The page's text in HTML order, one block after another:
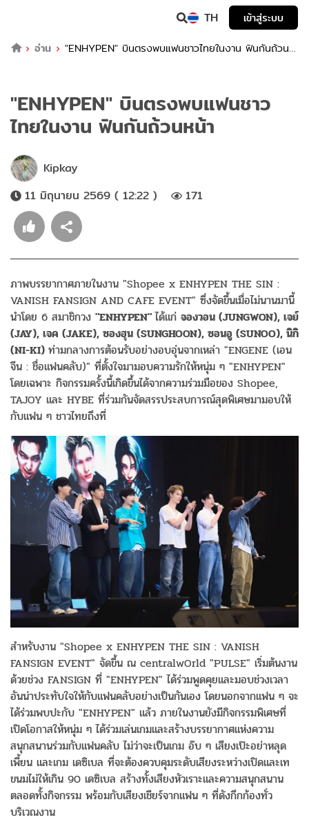
TH
เข้าสู่ระบบ
อ่าน
"ENHYPEN" บินตรงพบแฟนชาวไทยในงาน ฟินกันถ้วน
"ENHYPEN" บินตรงพบแฟนชาว
ไทยในงาน ฟินกันถ้วนหน้า
Kipkay
11 มิถุนายน 2569 ( 12:22 )
171
ภาพบรรยากาศภายในงาน "Shopee x ENHYPEN THE SIN :
VANISH FANSIGN AND CAFE EVENT" ซึ่งจัดขึ้นเมื่อไม่นานมานี้
นำโดย 6 สมาชิกวง "ENHYPEN"ได้แก่ จองวอน (JUNGWON), เจย์
(JAY), เจค (JAKE), ซองฮุน (SUNGHOON), ซอนอู (SUNOO), นิกิ
(NI-KI) ท่ามกลางการต้อนรับอย่างอบอุ่นจากเหล่า "ENGENE (เอน
จีน : ชื่อแฟนคลับ)" ที่ตั้งใจมามอบความรักให้หนุ่ม ๆ "ENHYPEN"
โดยเฉพาะ กิจกรรมครั้งนี้เกิดขึ้นได้จากความร่วมมือของ Shopee,
TAJOY และ HYBE ที่ร่วมกันจัดสรรประสบการณ์สุดพิเศษมามอบให้
กับแฟน ๆ ชาวไทยถึงที่
สำหรับงาน "Shopee x ENHYPEN THE SIN : VANISH
FANSIGN EVENT" จัดขึ้น ณ centralwOrld "PULSE" เริ่มต้นงาน
ด้วยช่วง FANSIGN ที่ "ENHYPEN" ได้ร่วมพูดคุยและมอบช่วงเวลา
อันน่าประทับใจให้กับแฟนคลับอย่างเป็นกันเอง โดยนอกจากแฟน ๆ จะ
ได้ร่วมพบปะกับ "ENHYPEN" แล้ว ภายในงานยังมีกิจกรรมพิเศษที่
เปิดโอกาสให้หนุ่ม ๆ ได้ร่วมเล่นเกมและสร้างบรรยากาศแห่งความ
สนุกสนานร่วมกับแฟนคลับ ไม่ว่าจะเป็นเกม อ๊บ ๆ เสียงเป๊ะอย่าหลุด
เพี้ยน และเกม เดซิเบล ที่จะต้องควบคุมระดับเสียงระหว่างเปิดและเท
ขนมไม่ให้เกิน 90 เดซิเบล สร้างทั้งเสียงหัวเราะและความสนุกสนาน
ตลอดทั้งกิจกรรม พร้อมกับเสียงเชียร์จากแฟน ๆ ที่ดังกึกก้องทั่ว
บริเวณงาน